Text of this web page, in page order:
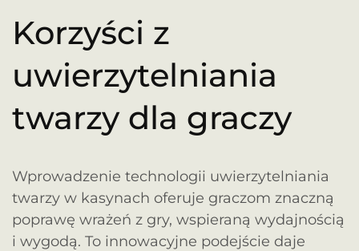
Korzyści z
uwierzytelniania
twarzy dla graczy
Wprowadzenie technologii uwierzytelniania
twarzy w kasynach oferuje graczom znaczną
poprawę wrażeń z gry, wspieraną wydajnością
i wygodą. To innowacyjne podejście daje